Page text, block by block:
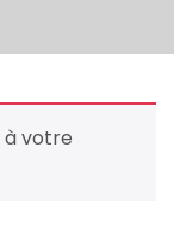
à votre